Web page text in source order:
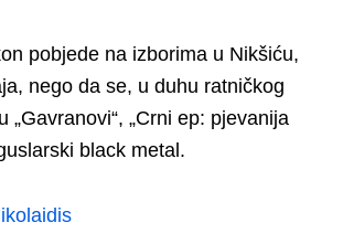
pobjede na izborima u Nikšiću,
nego da se, u duhu ratničkog
„Gavranovi“, „Crni ep: pjevanija
black metal.